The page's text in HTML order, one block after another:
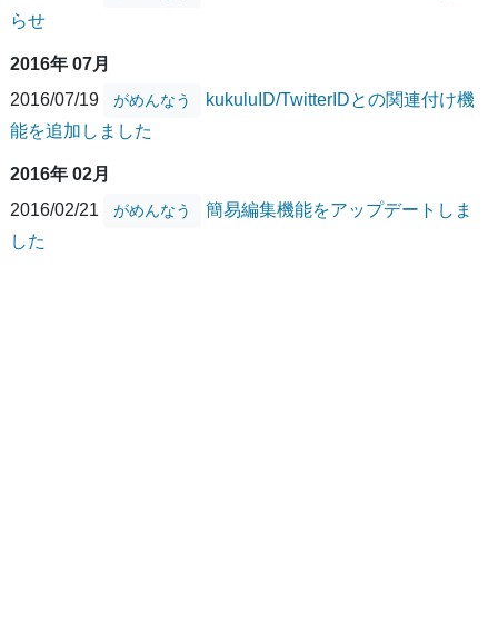
らせ
2016年 07月
2016/07/19
がめんなう
kukuluID/TwitterIDとの関連付け機
能を追加しました
2016年 02月
2016/02/21
がめんなう
簡易編集機能をアップデートしま
した